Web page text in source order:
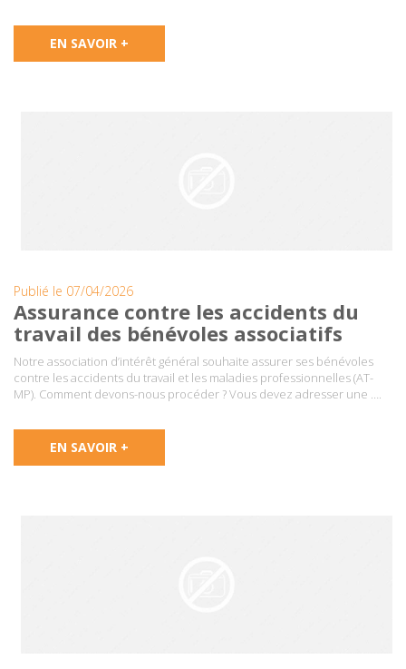
EN SAVOIR +
Publié le 07/04/2026
Assurance contre les accidents du
travail des bénévoles associatifs
Notre association d’intérêt général souhaite assurer ses bénévoles
contre les accidents du travail et les maladies professionnelles (AT-
MP). Comment devons-nous procéder ? Vous devez adresser une ….
EN SAVOIR +